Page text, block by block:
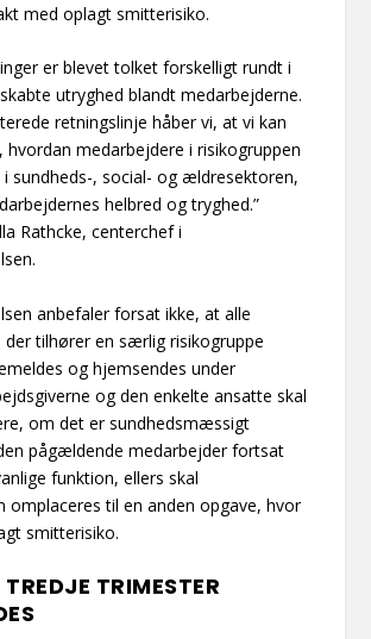
med oplagt smitterisiko.
er blevet tolket forskelligt rundt i
utryghed blandt medarbejderne.
retningslinje håber vi, at vi kan
medarbejdere i risikogruppen
i sundheds-, social- og ældresektoren,
helbred og tryghed.”
Rathcke, centerchef i
anbefaler forsat ikke, at alle
der tilhører en særlig risikogruppe
og hjemsendes under
og den enkelte ansatte skal
om det er sundhedsmæssigt
pågældende medarbejder fortsat
funktion, ellers skal
omplaceres til en anden opgave, hvor
smitterisiko.
TRIMESTER